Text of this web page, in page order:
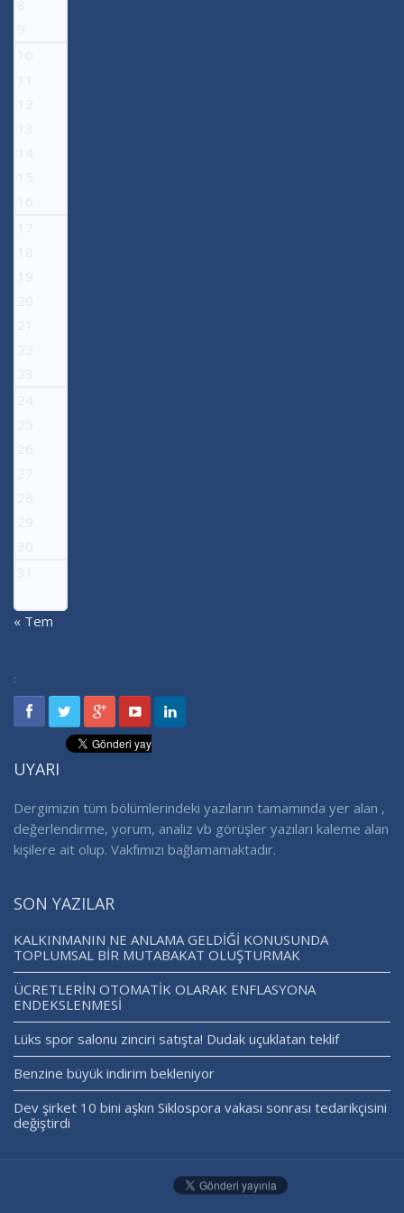
8
9
10
11
12
13
14
15
16
17
18
19
20
21
22
23
24
25
26
27
28
29
30
31
« Tem
:
UYARI
Dergimizin tüm bölümlerindeki yazıların tamamında yer alan ,
değerlendirme, yorum, analiz vb görüşler yazıları kaleme alan
kişilere ait olup. Vakfımızı bağlamamaktadır.
SON YAZILAR
KALKINMANIN NE ANLAMA GELDİĞİ KONUSUNDA
TOPLUMSAL BİR MUTABAKAT OLUŞTURMAK
ÜCRETLERİN OTOMATİK OLARAK ENFLASYONA
ENDEKSLENMESİ
Lüks spor salonu zinciri satışta! Dudak uçuklatan teklif
Benzine büyük indirim bekleniyor
Dev şirket 10 bini aşkın Siklospora vakası sonrası tedarikçisini
değiştirdi